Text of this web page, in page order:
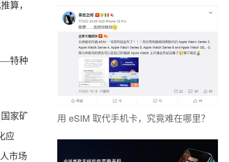
算，
特种
家矿
应
市场
用 eSIM 取代手机卡，究竟难在哪里？